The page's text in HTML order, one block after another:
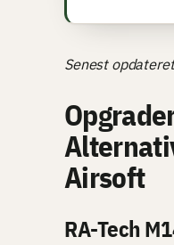
Senest
Airsoft
RA-Tech